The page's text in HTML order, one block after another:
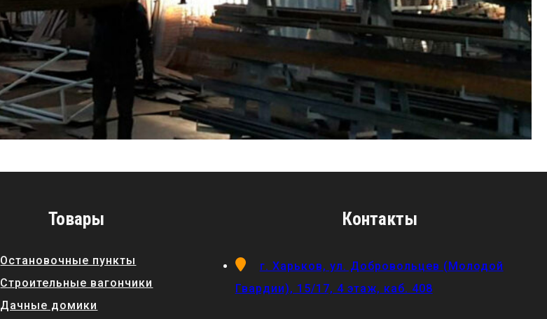
Товары
Остановочные пункты
Строительные вагончики
Дачные домики
Контакты
г. Харьков, ул. Добровольцев (Молодой
Гвардии), 15/17, 4 этаж, каб. 408